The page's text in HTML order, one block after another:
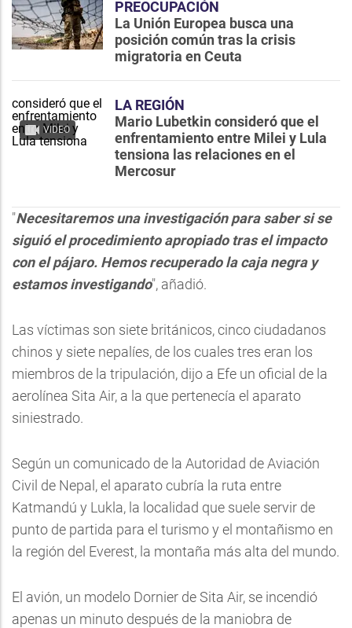
PREOCUPACIÓN
La Unión Europea busca una
posición común tras la crisis
migratoria en Ceuta
VIDEO
LA REGIÓN
Mario Lubetkin consideró que el
enfrentamiento entre Milei y Lula
tensiona las relaciones en el
Mercosur
"Necesitaremos una investigación para saber si se
siguió el procedimiento apropiado tras el impacto
con el pájaro. Hemos recuperado la caja negra y
estamos investigando", añadió.
Las víctimas son siete británicos, cinco ciudadanos
chinos y siete nepalíes, de los cuales tres eran los
miembros de la tripulación, dijo a Efe un oficial de la
aerolínea Sita Air, a la que pertenecía el aparato
siniestrado.
Según un comunicado de la Autoridad de Aviación
Civil de Nepal, el aparato cubría la ruta entre
Katmandú y Lukla, la localidad que suele servir de
punto de partida para el turismo y el montañismo en
la región del Everest, la montaña más alta del mundo.
El avión, un modelo Dornier de Sita Air, se incendió
apenas un minuto después de la maniobra de